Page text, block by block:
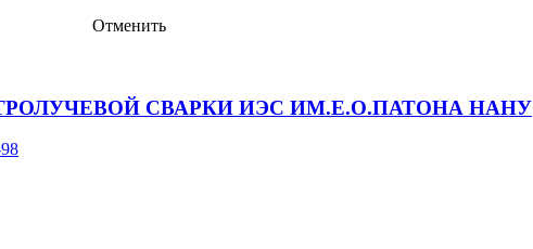
Отменить
СВАРКИ ИЭС ИМ.Е.О.ПАТОНА НАНУ